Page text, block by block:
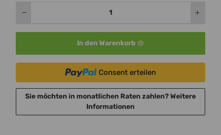
In den Warenkorb
Consent erteilen
Sie möchten in monatlichen Raten zahlen?Weitere
Informationen